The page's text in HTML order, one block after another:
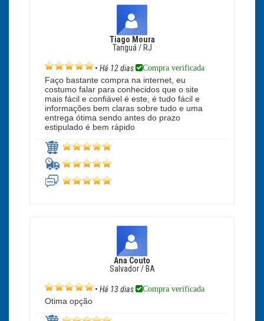
Tiago Moura
Tanguá / RJ
• Há 12 dias Compra verificada
Faço bastante compra na internet, eu
costumo falar para conhecidos que o site
mais fácil e confiável é este, é tudo fácil e
informações bem claras sobre tudo e uma
entrega ótima sendo antes do prazo
estipulado é bem rápido
Ana Couto
Salvador / BA
• Há 13 dias Compra verificada
Otima opção